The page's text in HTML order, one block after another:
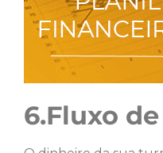
6.Fluxo